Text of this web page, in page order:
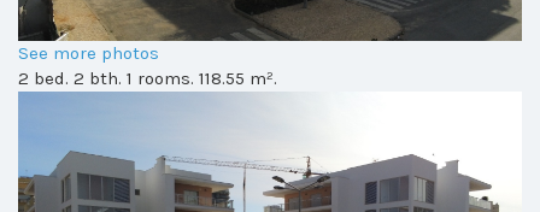
See more photos
2 bed. 2 bth. 1 rooms. 118.55 m².